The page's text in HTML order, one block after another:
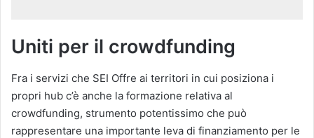
Uniti per il crowdfunding
Fra i servizi che SEI Offre ai territori in cui posiziona i
propri hub c’è anche la formazione relativa al
crowdfunding, strumento potentissimo che può
rappresentare una importante leva di finanziamento per le